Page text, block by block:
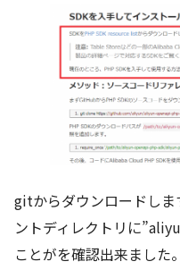
gitからダウンロードし
ントディレクトリに
ことがを確認出来ました。